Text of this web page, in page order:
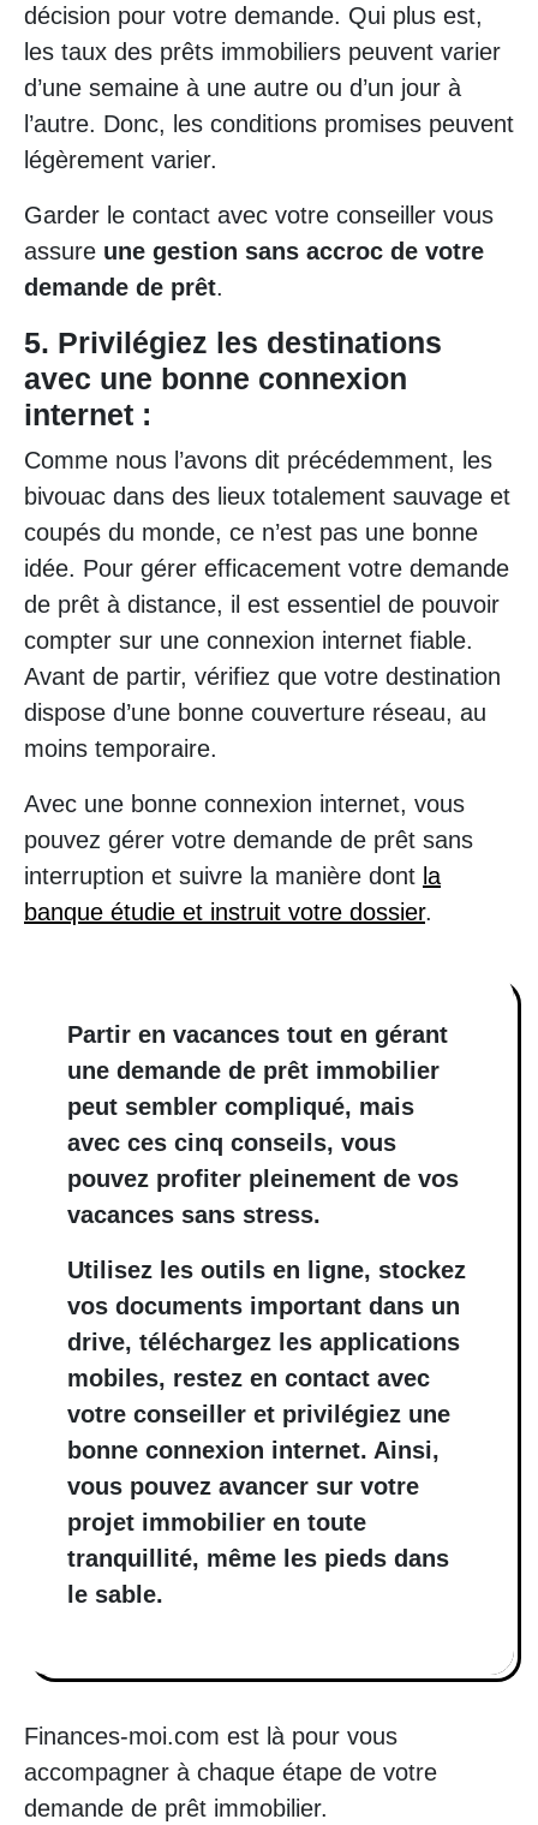
décision pour votre demande. Qui plus est,
les taux des prêts immobiliers peuvent varier
d’une semaine à une autre ou d’un jour à
l’autre. Donc, les conditions promises peuvent
légèrement varier.
Garder le contact avec votre conseiller vous
assure une gestion sans accroc de votre
demande de prêt.
5. Privilégiez les destinations
avec une bonne connexion
internet :
Comme nous l’avons dit précédemment, les
bivouac dans des lieux totalement sauvage et
coupés du monde, ce n’est pas une bonne
idée. Pour gérer efficacement votre demande
de prêt à distance, il est essentiel de pouvoir
compter sur une connexion internet fiable.
Avant de partir, vérifiez que votre destination
dispose d’une bonne couverture réseau, au
moins temporaire.
Avec une bonne connexion internet, vous
pouvez gérer votre demande de prêt sans
interruption et suivre la manière dont la
banque étudie et instruit votre dossier.
Partir en vacances tout en gérant
une demande de prêt immobilier
peut sembler compliqué, mais
avec ces cinq conseils, vous
pouvez profiter pleinement de vos
vacances sans stress.
Utilisez les outils en ligne, stockez
vos documents important dans un
drive, téléchargez les applications
mobiles, restez en contact avec
votre conseiller et privilégiez une
bonne connexion internet. Ainsi,
vous pouvez avancer sur votre
projet immobilier en toute
tranquillité, même les pieds dans
le sable.
Finances-moi.com est là pour vous
accompagner à chaque étape de votre
demande de prêt immobilier.